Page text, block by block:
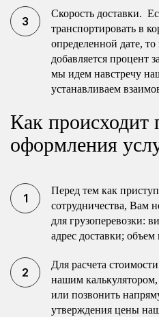
Скорость доставки.
транспортировать в
определенной дате,
добавляется процент
мы идем навстречу
устанавливаем
Как происходит
оформления
Перед тем как
сотрудничества, Вам
для грузоперевозки:
адрес доставки;
Для расчета
нашим калькулятором,
или позвонить
утверждения цены